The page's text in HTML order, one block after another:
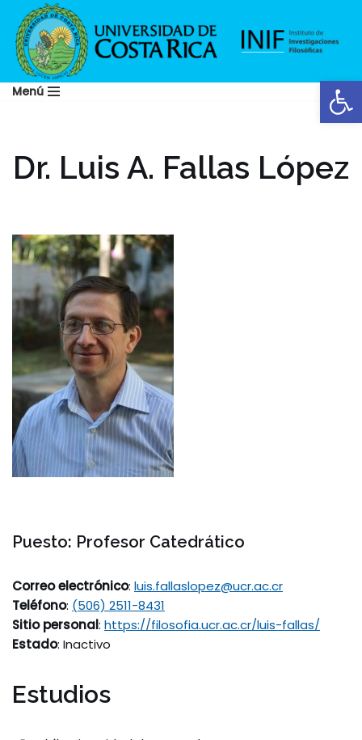
Saltar
al
contenido
Menú
Dr. Luis A. Fallas López
Puesto: Profesor Catedrático
Correo electrónico: luis.fallaslopez@ucr.ac.cr
Teléfono: (506) 2511-8431
Sitio personal: https://filosofia.ucr.ac.cr/luis-fallas/
Estado: Inactivo
Estudios